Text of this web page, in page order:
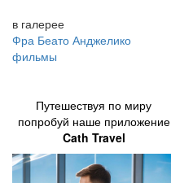
в галерее
Фра Беато Анджелико
фильмы
Путешествуя по миру
попробуй наше приложение
Cath Travel